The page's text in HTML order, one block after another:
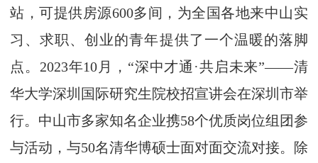
站，可提供房源600多间，为全国各地来中山实
习、求职、创业的青年提供了一个温暖的落脚
点。2023年10月，“深中才通·共启未来”——清
华大学深圳国际研究生院校招宣讲会在深圳市举
行。中山市多家知名企业携58个优质岗位组团参
与活动，与50名清华博硕士面对面交流对接。除